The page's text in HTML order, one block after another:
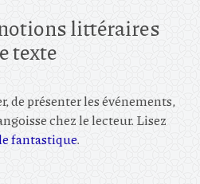
littéraires
texte
de présenter les événements,
chez le lecteur. Lisez
fantastique.